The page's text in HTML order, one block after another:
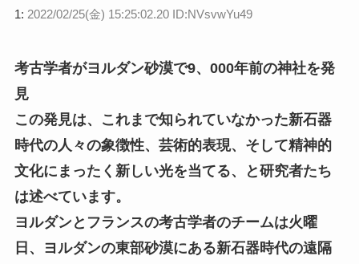
1: 2022/02/25(金) 15:25:02.20 ID:NVsvwYu49
考古学者がヨルダン砂漠で9、000年前の神社を発
見
この発見は、これまで知られていなかった新石器
時代の人々の象徴性、芸術的表現、そして精神的
文化にまったく新しい光を当てる、と研究者たち
は述べています。
ヨルダンとフランスの考古学者のチームは火曜
日、ヨルダンの東部砂漠にある新石器時代の遠隔